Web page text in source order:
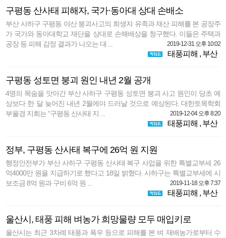
구평동 산사태 피해자, 국가·동아대 상대 손배소
부산 사하구 구평동 야산 붕괴사고의 희생자 유족과 재산 피해를 본 공장주
가 국가와 동아대학교 재단을 상대로 손해배상을 청구했다. 이들은 주택과
공장 등 피해 감정 결과가 나오는 대 ...
2019-12-31 오후 10:02
태풍피해 , 부산
구평동 성토면 붕괴 원인 내년 2월 공개
4명의 목숨을 앗아간 부산 사하구 구평동 성토면 붕괴 사고 원인이 당초 예
상보다 한 달 늦어진 내년 2월에야 드러날 것으로 예상된다. 대한토목학회
부울경 지회는 “구평동 산사태 지 ...
2019-12-04 오후 8:20
태풍피해 , 부산
정부, 구평동 산사태 복구에 26억 원 지원
행정안전부가 부산 사하구 구평동 산사태 복구 사업을 위한 특별교부세 26
억4000만 원을 지급하기로 했다고 18일 밝혔다. 사하구는 특별교부세에 시
보조금 8억 원과 구비 6억 원 ...
2019-11-18 오후 7:37
태풍피해 , 부산
울산시, 태풍 피해 벼농가 희망물량 모두 매입키로
울산시는 최근 3차례 태풍과 폭우 등으로 피해를 본 벼 재배농가로부터 수